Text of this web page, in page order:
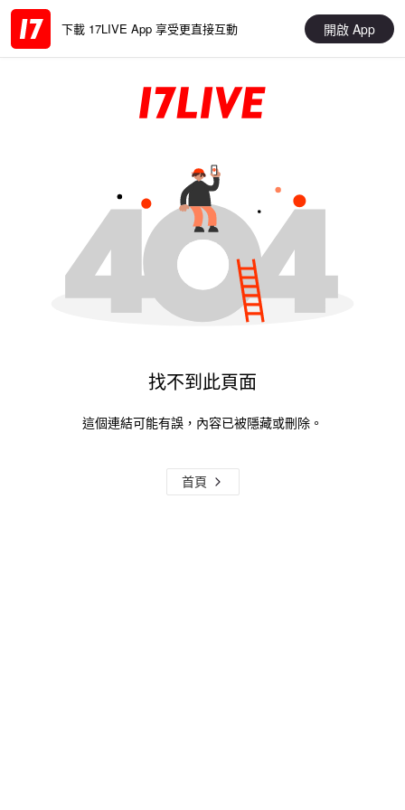
下載 17LIVE App 享受更直接互動 開啟 App
找不到此頁面
這個連結可能有誤，內容已被隱藏或刪除。
首頁